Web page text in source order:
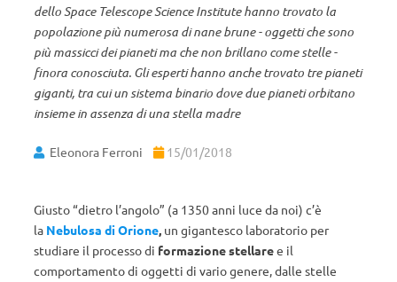
dello Space Telescope Science Institute hanno trovato la
popolazione più numerosa di nane brune - oggetti che sono
più massicci dei pianeti ma che non brillano come stelle -
finora conosciuta. Gli esperti hanno anche trovato tre pianeti
giganti, tra cui un sistema binario dove due pianeti orbitano
insieme in assenza di una stella madre
Eleonora Ferroni 15/01/2018
Giusto “dietro l’angolo” (a 1350 anni luce da noi) c’è
la Nebulosa di Orione, un gigantesco laboratorio per
studiare il processo di formazione stellaree il
comportamento di oggetti di vario genere, dalle stelle